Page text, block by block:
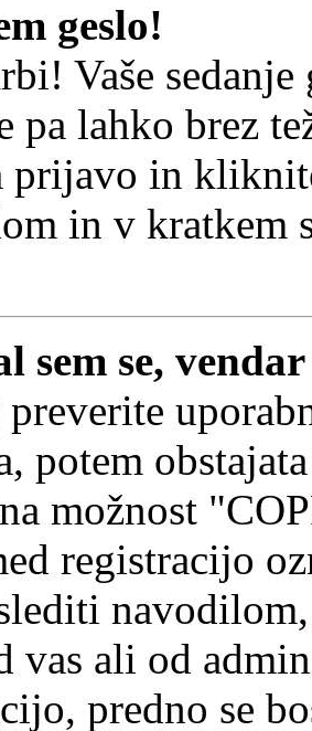
geslo!
Vaše
pa lahko brez
prijavo in
in v kratkem
sem se,
potem
možnost
registracijo
vas ali od
predno se